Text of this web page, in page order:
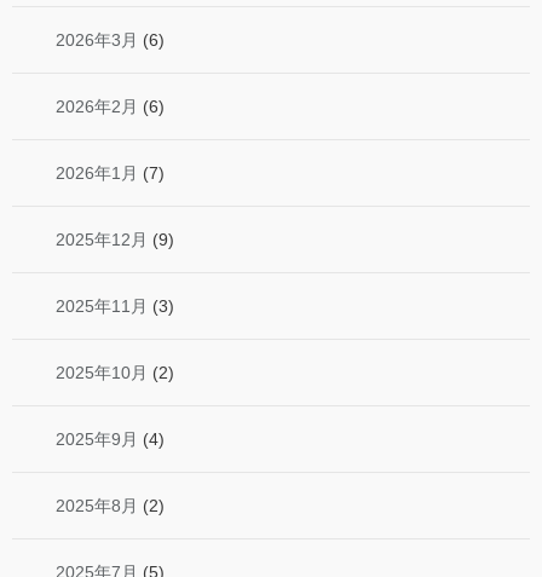
2026年3月 (6)
2026年2月 (6)
2026年1月 (7)
2025年12月 (9)
2025年11月 (3)
2025年10月 (2)
2025年9月 (4)
2025年8月 (2)
2025年7月 (5)